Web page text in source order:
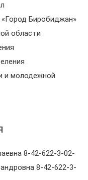
Биробиджан»
области
и молодежной
8-42-622-3-02-
8-42-622-3-